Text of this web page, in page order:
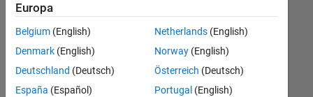
Ihren
Suchkriterien
entsprechen.
können
die
Europa
Belgium (English)
Denmark (English)
Deutschland (Deutsch)
España (Español)
Netherlands(English)
Norway(English)
Österreich (Deutsch)
Portugal (English)